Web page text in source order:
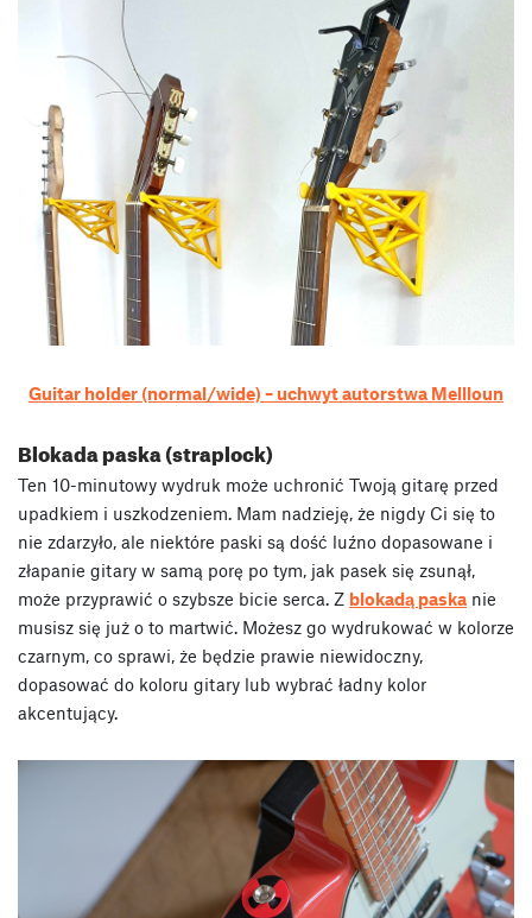
Guitar holder (normal/wide) – uchwyt autorstwa Mellloun
Blokada paska (straplock)
Ten 10-minutowy wydruk może uchronić Twoją gitarę przed
upadkiem i uszkodzeniem. Mam nadzieję, że nigdy Ci się to
nie zdarzyło, ale niektóre paski są dość luźno dopasowane i
złapanie gitary w samą porę po tym, jak pasek się zsunął,
może przyprawić o szybsze bicie serca. Z blokadą paska nie
musisz się już o to martwić. Możesz go wydrukować w kolorze
czarnym, co sprawi, że będzie prawie niewidoczny,
dopasować do koloru gitary lub wybrać ładny kolor
akcentujący.